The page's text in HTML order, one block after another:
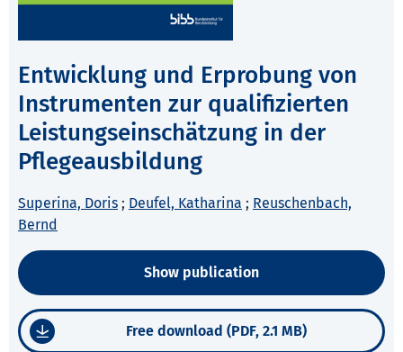
Entwicklung und Erprobung von
Instrumenten zur qualifizierten
Leistungseinschätzung in der
Pflegeausbildung
Superina, Doris ; Deufel, Katharina ; Reuschenbach,
Bernd
Show publication
Free download (PDF, 2.1 MB)